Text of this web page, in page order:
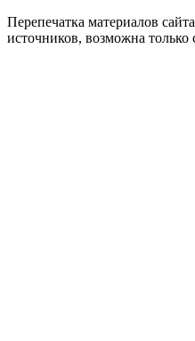
Перепечатка материалов
источников, возможна